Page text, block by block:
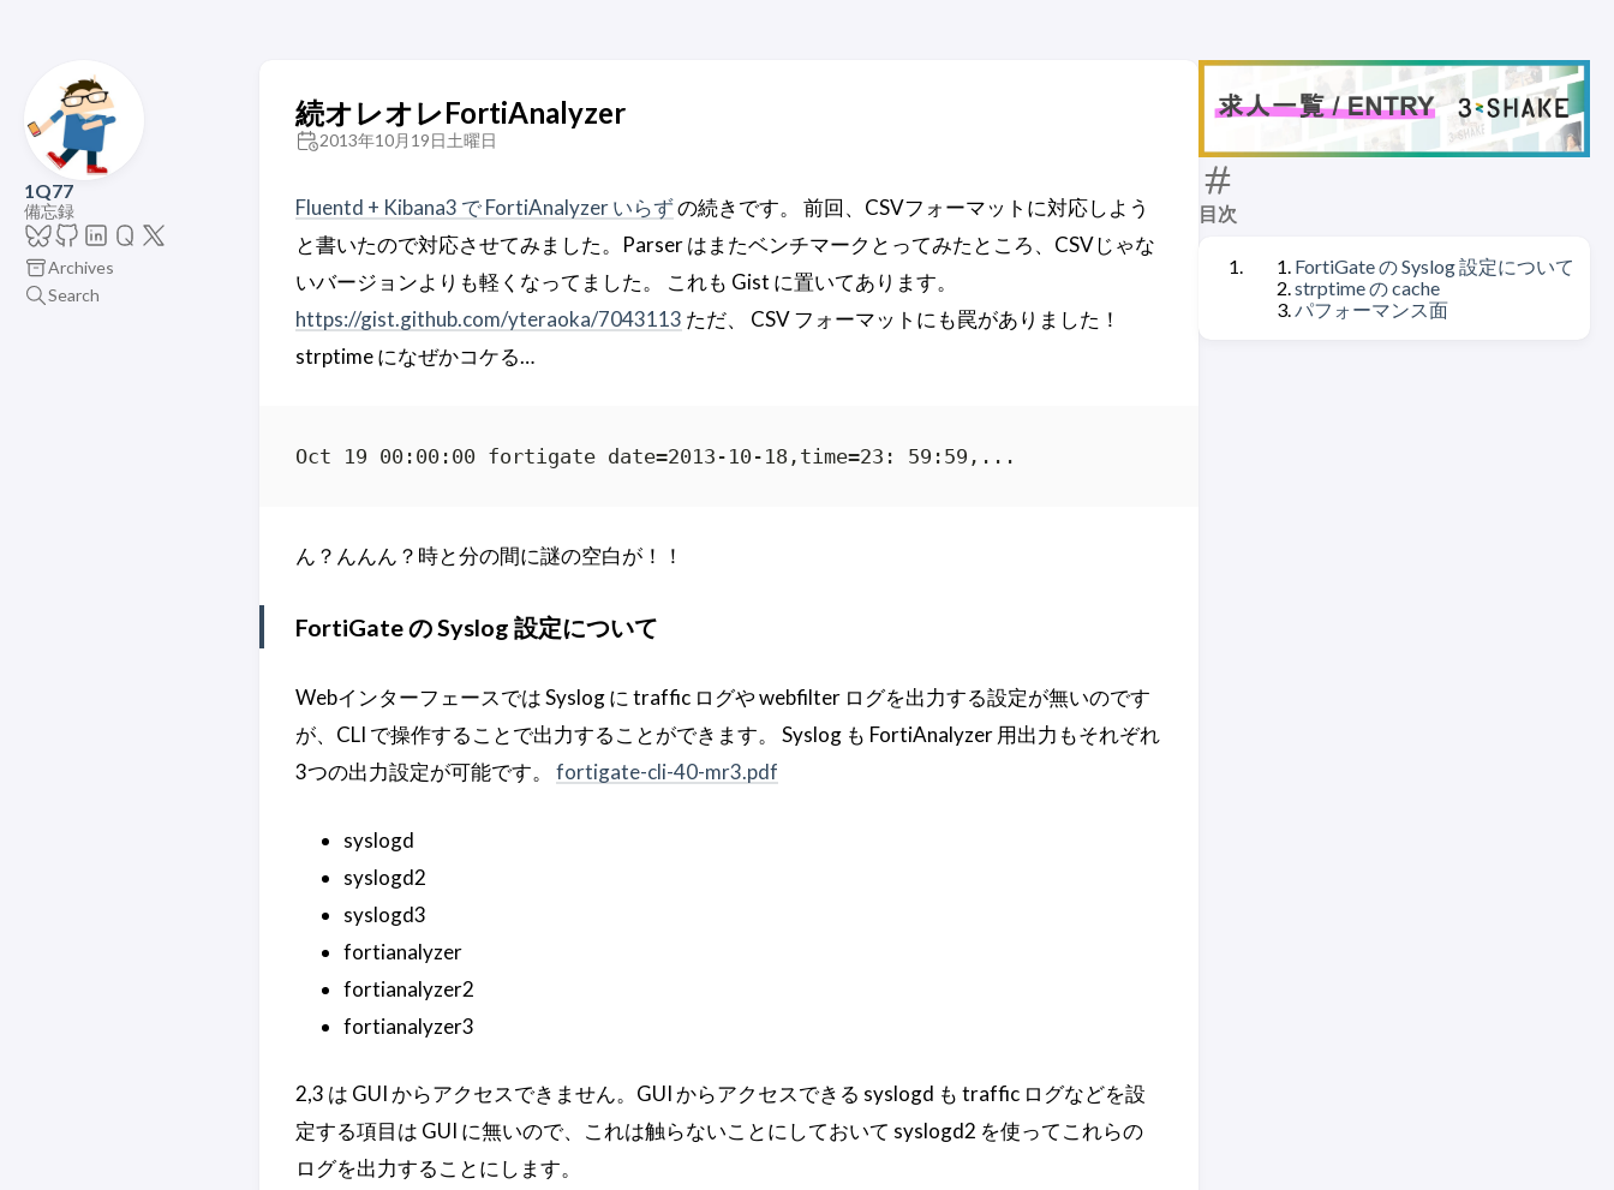
1Q77
備忘録
Archives
Search
目次
FortiGate の Syslog 設定について
strptime の cache
パフォーマンス面
続オレオレFortiAnalyzer
2013年10月19日土曜日
Fluentd + Kibana3 で FortiAnalyzer いらずの続きです。 前回、CSVフォーマットに対応しよう
と書いたので対応させてみました。Parser はまたベンチマークとってみたところ、CSVじゃな
いバージョンよりも軽くなってました。 これも Gist に置いてあります。
https://gist.github.com/yteraoka/7043113 ただ、 CSV フォーマットにも罠がありました！
strptime になぜかコケる…
Oct 19 00:00:00 fortigate date=2013-10-18,time=23: 59:59,...
ん？んんん？時と分の間に謎の空白が！！
FortiGate の Syslog 設定について
Webインターフェースでは Syslog に traffic ログや webfilter ログを出力する設定が無いのです
が、CLI で操作することで出力することができます。 Syslog も FortiAnalyzer 用出力もそれぞれ
3つの出力設定が可能です。 fortigate-cli-40-mr3.pdf
syslogd
syslogd2
syslogd3
fortianalyzer
fortianalyzer2
fortianalyzer3
2,3 は GUI からアクセスできません。GUI からアクセスできる syslogd も traffic ログなどを設
定する項目は GUI に無いので、これは触らないことにしておいて syslogd2 を使ってこれらの
ログを出力することにします。